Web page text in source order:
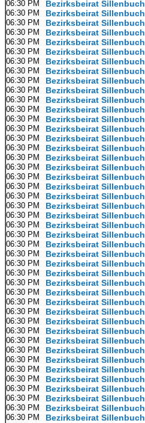
06:30 PM Bezirksbeirat Sillenbuch
06:30 PM Bezirksbeirat Sillenbuch
06:30 PM Bezirksbeirat Sillenbuch
06:30 PM Bezirksbeirat Sillenbuch
06:30 PM Bezirksbeirat Sillenbuch
06:30 PM Bezirksbeirat Sillenbuch
06:30 PM Bezirksbeirat Sillenbuch
06:30 PM Bezirksbeirat Sillenbuch
06:30 PM Bezirksbeirat Sillenbuch
06:30 PM Bezirksbeirat Sillenbuch
06:30 PM Bezirksbeirat Sillenbuch
06:30 PM Bezirksbeirat Sillenbuch
06:30 PM Bezirksbeirat Sillenbuch
06:30 PM Bezirksbeirat Sillenbuch
06:30 PM Bezirksbeirat Sillenbuch
06:30 PM Bezirksbeirat Sillenbuch
06:30 PM Bezirksbeirat Sillenbuch
06:30 PM Bezirksbeirat Sillenbuch
06:30 PM Bezirksbeirat Sillenbuch
06:30 PM Bezirksbeirat Sillenbuch
06:30 PM Bezirksbeirat Sillenbuch
06:30 PM Bezirksbeirat Sillenbuch
06:30 PM Bezirksbeirat Sillenbuch
06:30 PM Bezirksbeirat Sillenbuch
06:30 PM Bezirksbeirat Sillenbuch
06:30 PM Bezirksbeirat Sillenbuch
06:30 PM Bezirksbeirat Sillenbuch
06:30 PM Bezirksbeirat Sillenbuch
06:30 PM Bezirksbeirat Sillenbuch
06:30 PM Bezirksbeirat Sillenbuch
06:30 PM Bezirksbeirat Sillenbuch
06:30 PM Bezirksbeirat Sillenbuch
06:30 PM Bezirksbeirat Sillenbuch
06:30 PM Bezirksbeirat Sillenbuch
06:30 PM Bezirksbeirat Sillenbuch
06:30 PM Bezirksbeirat Sillenbuch
06:30 PM Bezirksbeirat Sillenbuch
06:30 PM Bezirksbeirat Sillenbuch
06:30 PM Bezirksbeirat Sillenbuch
06:30 PM Bezirksbeirat Sillenbuch
06:30 PM Bezirksbeirat Sillenbuch
06:30 PM Bezirksbeirat Sillenbuch
06:30 PM Bezirksbeirat Sillenbuch
06:30 PM Bezirksbeirat Sillenbuch